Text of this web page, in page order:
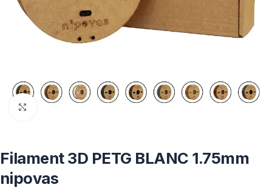
Filament 3D PETG BLANC 1.75mm
nipovas